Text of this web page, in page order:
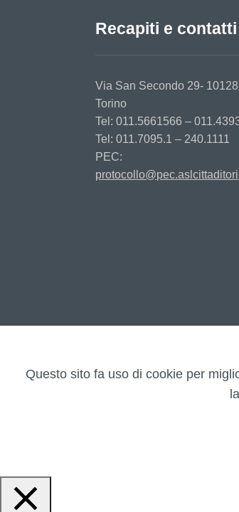
Recapiti e contatti
Via San Secondo 29- 10128
Torino
Tel: 011.5661566 –
Tel: 011.7095.1 – 240.1111
PEC:
Questo sito fa uso di cookie per